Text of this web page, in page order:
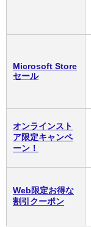
Microsoft Store
セール
オンラインスト
ア限定キャンペ
ーン！
Web限定お得な
割引クーポン